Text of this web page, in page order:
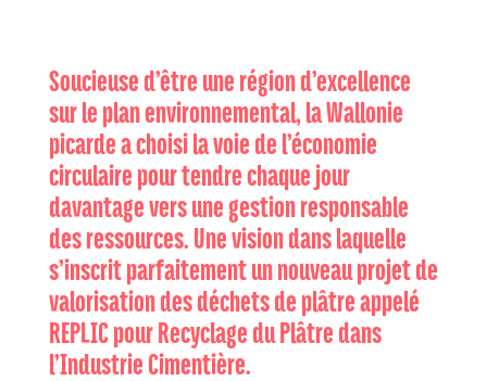
Soucieuse d’être une région d’excellence
sur le plan environnemental, la Wallonie
picarde a choisi la voie de l’économie
circulaire pour tendre chaque jour
davantage vers une gestion responsable
des ressources. Une vision dans laquelle
s’inscrit parfaitement un nouveau projet de
valorisation des déchets de plâtre appelé
REPLIC pour Recyclage du Plâtre dans
l’Industrie Cimentière.